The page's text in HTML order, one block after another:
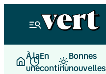
À la
une
En
continu
Bonnes
nouvelles